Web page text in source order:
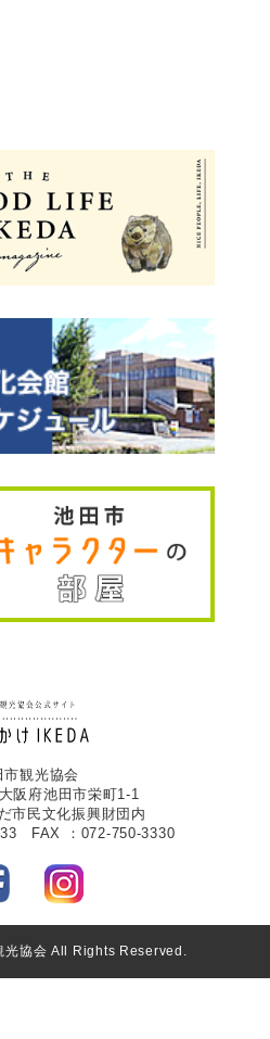
市観光協会
阪府池田市栄町1-1
市民文化振興財団内
FAX ：072-750-3330
協会 All Rights Reserved.